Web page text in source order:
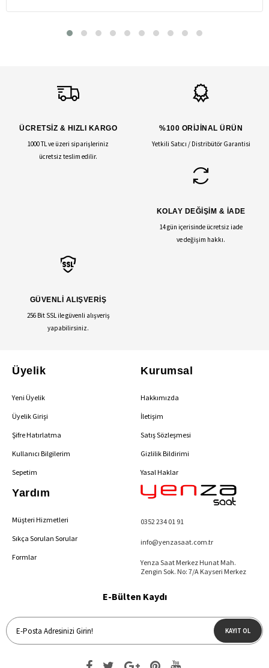
ÜCRETSİZ & HIZLI KARGO
1000 TL ve üzeri siparişleriniz
ücretsiz teslim edilir.
%100 ORİJİNAL ÜRÜN
Yetkili Satıcı / Distribütör Garantisi
KOLAY DEĞİŞİM & İADE
14 gün içerisinde ücretsiz iade
ve değişim hakkı.
GÜVENLİ ALIŞVERİŞ
256 Bit SSL ile güvenli alışveriş
yapabilirsiniz.
Üyelik
Yeni Üyelik
Üyelik Girişi
Şifre Hatırlatma
Kullanıcı Bilgilerim
Sepetim
Kurumsal
Hakkımızda
İletişim
Satış Sözleşmesi
Gizlilik Bildirimi
Yasal Haklar
Yardım
Müşteri Hizmetleri
Sıkça Sorulan Sorular
Formlar
0352 234 01 91
info@yenzasaat.com.tr
Yenza Saat Merkez Hunat Mah.
Zengin Sok. No: 7/A Kayseri Merkez
E-Bülten Kaydı
KAYIT OL